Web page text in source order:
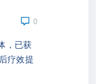
0
，已获
后疗效提